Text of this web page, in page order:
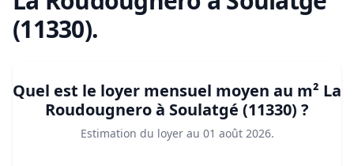
(11330).
Quel est le loyer mensuel moyen au m² La
Roudougnero à Soulatgé (11330) ?
Estimation du loyer au 01 août 2026.